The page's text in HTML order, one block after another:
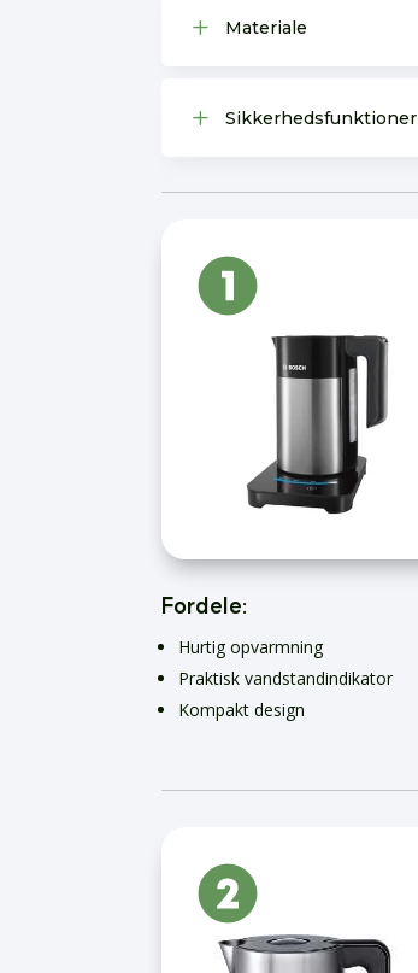
L Materiale
L Sikkerhedsfunktioner
Fordele:
Hurtig opvarmning
Praktisk vandstandindikator
Kompakt design